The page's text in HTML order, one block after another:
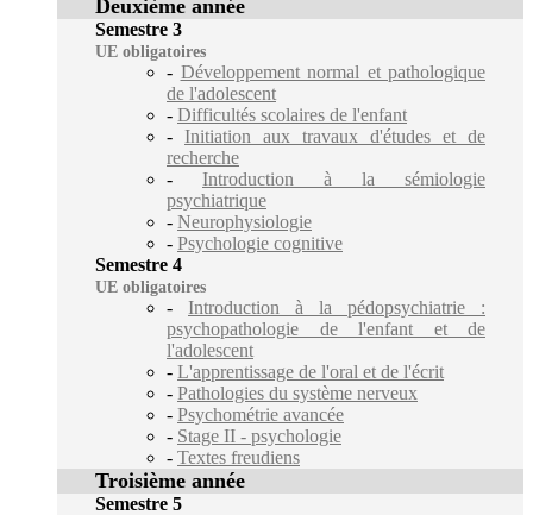
Deuxième année
Semestre 3
UE obligatoires
- Développement normal et pathologique
de l'adolescent
- Difficultés scolaires de l'enfant
- Initiation aux travaux d'études et de
recherche
- Introduction à la sémiologie
psychiatrique
- Neurophysiologie
- Psychologie cognitive
Semestre 4
UE obligatoires
- Introduction à la pédopsychiatrie :
psychopathologie de l'enfant et de
l'adolescent
- L'apprentissage de l'oral et de l'écrit
- Pathologies du système nerveux
- Psychométrie avancée
- Stage II - psychologie
- Textes freudiens
Troisième année
Semestre 5